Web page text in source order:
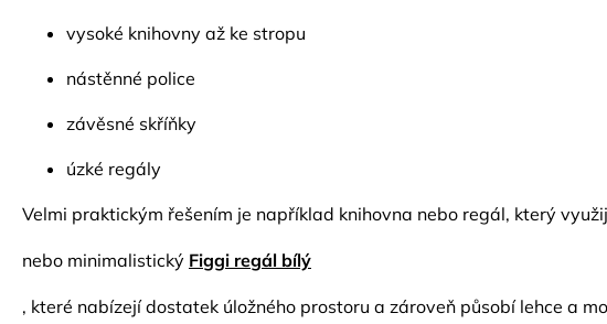
vysoké knihovny až ke stropu
nástěnné police
závěsné skříňky
úzké regály
Velmi praktickým řešením je například knihovna nebo regál, který
nebo minimalistický Figgi regál bílý
, které nabízejí dostatek úložného prostoru a zároveň působí lehce a